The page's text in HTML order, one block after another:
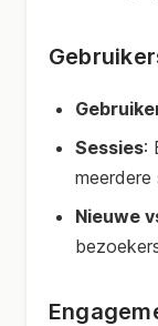
Sessies:
meerdere
Nieuwe